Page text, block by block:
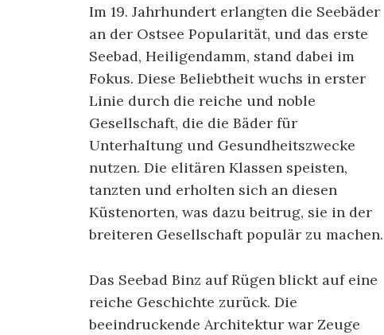
Im 19. Jahrhundert erlangten die Seebäder
an der Ostsee Popularität, und das erste
Seebad, Heiligendamm, stand dabei im
Fokus. Diese Beliebtheit wuchs in erster
Linie durch die reiche und noble
Gesellschaft, die die Bäder für
Unterhaltung und Gesundheitszwecke
nutzen. Die elitären Klassen speisten,
tanzten und erholten sich an diesen
Küstenorten, was dazu beitrug, sie in der
breiteren Gesellschaft populär zu machen.
Das Seebad Binz auf Rügen blickt auf eine
reiche Geschichte zurück. Die
beeindruckende Architektur war Zeuge